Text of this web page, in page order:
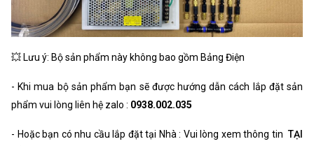
💥 Lưu ý: Bộ sản phẩm này không bao gồm Bảng Điện
- Khi mua bộ sản phẩm bạn sẽ được hướng dẫn cách lắp đặt sản
phẩm vui lòng liên hệ zalo : 0938.002.035
- Hoặc bạn có nhu cầu lắp đặt tại Nhà : Vui lòng xem thông tin TẠI